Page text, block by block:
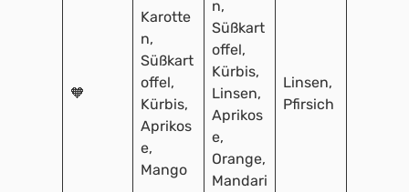
🧡
Karotte
n,
Süßkart
offel,
Kürbis,
Aprikos
e,
Mango
n,
Süßkart
offel,
Kürbis,
Linsen,
Aprikos
e,
Orange,
Mandari
Linsen,
Pfirsich